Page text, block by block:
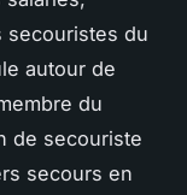
secouristes du
autour de
du
de secouriste
secours en